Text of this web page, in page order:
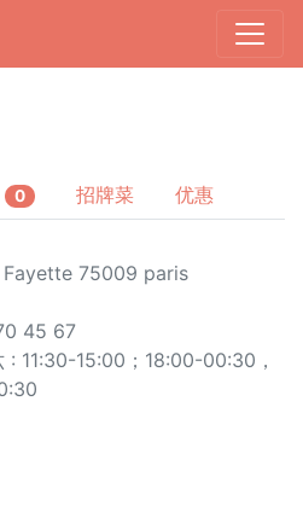
0 招牌菜 优惠
Fayette 75009 paris
45 67
: 11:30-15:00；18:00-00:30，